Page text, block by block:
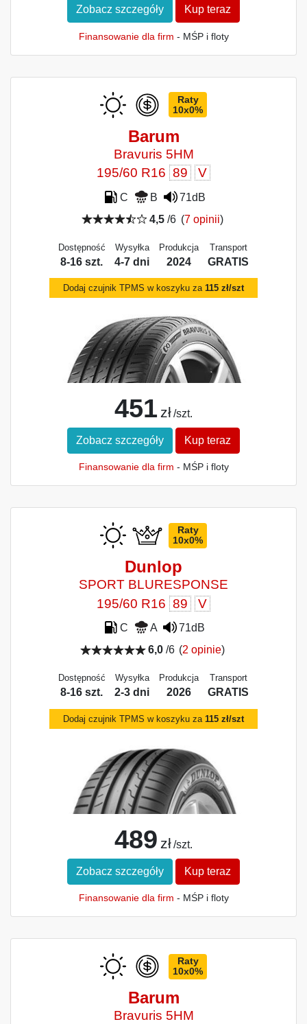
Zobacz szczegóły Kup teraz
Finansowanie dla firm - MŚP i floty
Raty
10x0%
Barum
Bravuris 5HM
195/60 R16 89 V
C B
71dB
4,5 /6 (7 opinii)
Dostępność
8-16 szt.
Wysyłka
4-7 dni
Produkcja
2024
Transport
GRATIS
Dodaj czujnik TPMS w koszyku za 115 zł/szt
451 zł /szt.
Zobacz szczegóły Kup teraz
Finansowanie dla firm - MŚP i floty
Raty
10x0%
Dunlop
SPORT BLURESPONSE
195/60 R16 89 V
C A
71dB
6,0/6 (2 opinie)
Dostępność
8-16 szt.
Wysyłka
2-3 dni
Produkcja
2026
Transport
GRATIS
Dodaj czujnik TPMS w koszyku za 115 zł/szt
489 zł /szt.
Zobacz szczegóły Kup teraz
Finansowanie dla firm - MŚP i floty
Raty
10x0%
Barum
Bravuris 5HM